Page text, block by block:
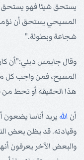
يستحق شيئا فهو يستحق
المسيحي يستحق أن
شجاعة وبطولة."
وقال جايمس ديني:"أن
المسيح، فمن واجب كل
هذا الحقيقة أو تحط من
أن الله يريد أناسا
وقيادته. قد يظن بعض
والبعض الآخر يعرفون